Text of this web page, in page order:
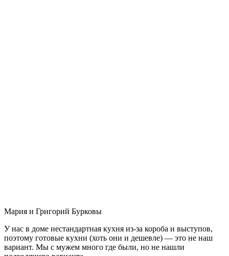
Мария и Григорий Бурковы
У нас в доме нестандартная кухня из-за короба и выступов,
поэтому готовые кухни (хоть они и дешевле) — это не наш
вариант. Мы с мужем много где были, но не нашли